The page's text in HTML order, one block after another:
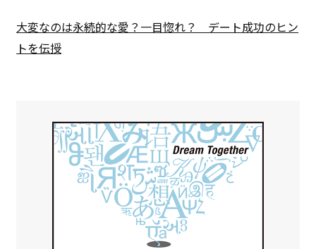
大変なのは永続的な愛？一目惚れ？ デート成功のヒン
トを伝授